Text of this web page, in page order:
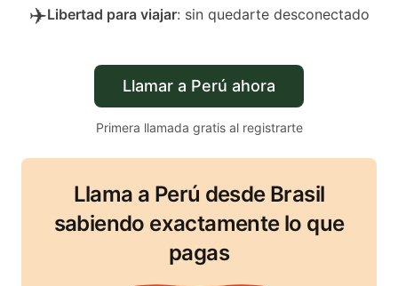
✈️Libertad para viajar: sin quedarte desconectado
Llamar a Perú ahora
Primera llamada gratis al registrarte
Llama a Perú desde Brasil
sabiendo exactamente lo que
pagas